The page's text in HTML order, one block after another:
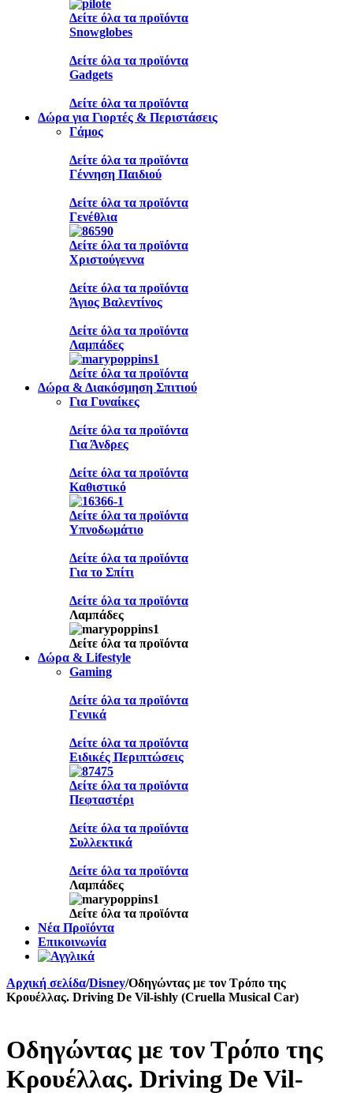
Δείτε όλα τα προϊόντα
Snowglobes
Δείτε όλα τα προϊόντα
Gadgets
Δείτε όλα τα προϊόντα
Δώρα για Γιορτές & Περιστάσεις
Γάμος
Δείτε όλα τα προϊόντα
Γέννηση Παιδιού
Δείτε όλα τα προϊόντα
Γενέθλια
Δείτε όλα τα προϊόντα
Χριστούγεννα
Δείτε όλα τα προϊόντα
Άγιος Βαλεντίνος
Δείτε όλα τα προϊόντα
Λαμπάδες
Δείτε όλα τα προϊόντα
Δώρα & Διακόσμηση Σπιτιού
Για Γυναίκες
Δείτε όλα τα προϊόντα
Για Άνδρες
Δείτε όλα τα προϊόντα
Καθιστικό
Δείτε όλα τα προϊόντα
Υπνοδωμάτιο
Δείτε όλα τα προϊόντα
Για το Σπίτι
Δείτε όλα τα προϊόντα
Λαμπάδες
Δείτε όλα τα προϊόντα
Δώρα & Lifestyle
Gaming
Δείτε όλα τα προϊόντα
Γενικά
Δείτε όλα τα προϊόντα
Ειδικές Περιπτώσεις
Δείτε όλα τα προϊόντα
Πεφταστέρι
Δείτε όλα τα προϊόντα
Συλλεκτικά
Δείτε όλα τα προϊόντα
Λαμπάδες
Δείτε όλα τα προϊόντα
Νέα Προϊόντα
Επικοινωνία
Αρχική σελίδα/Disney/Οδηγώντας με τον Τρόπο της
Κρουέλλας. Driving De Vil-ishly (Cruella Musical Car)
Οδηγώντας με τον Τρόπο της
Κρουέλλας. Driving De Vil-